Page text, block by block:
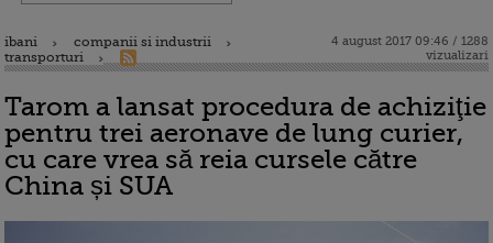
ibani
companii si industrii
transporturi
4 august 2017 09:46 / 1288
vizualizari
Tarom a lansat procedura de achiziţie
pentru trei aeronave de lung curier,
cu care vrea să reia cursele către
China și SUA